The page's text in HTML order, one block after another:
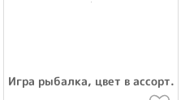
Игра рыбалка, цвет в ассорт.